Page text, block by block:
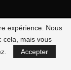
Droits Réservés.
expérience. Nous
cela, mais vous
Accepter